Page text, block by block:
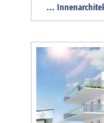
...